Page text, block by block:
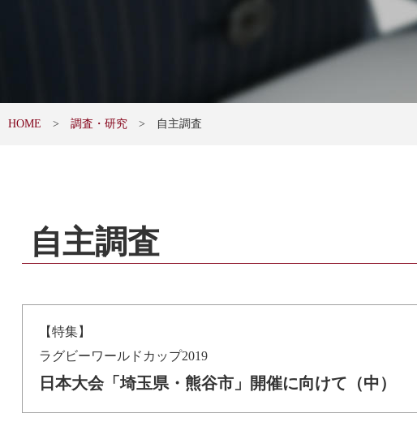
HOME 調査・研究 自主調査
自主調査
【特集】
ラグビーワールドカップ2019
日本大会「埼玉県・熊谷市」開催に向けて（中）